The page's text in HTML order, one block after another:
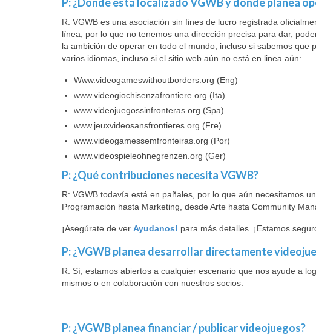
R: VGWB es una asociación sin fines de lucro registrada
línea, por lo que no tenemos una dirección precisa para dar,
la ambición de operar en todo el mundo, incluso si sabemos
varios idiomas, incluso si el sitio web aún no está en linea aún:
Www.videogameswithoutborders.org (Eng)
www.videogiochisenzafrontiere.org (Ita)
www.videojuegossinfronteras.org (Spa)
www.jeuxvideosansfrontieres.org (Fre)
www.videogamessemfronteiras.org (Por)
www.videospieleohnegrenzen.org (Ger)
P: ¿Qué contribuciones necesita VGWB?
R: VGWB todavía está en pañales, por lo que aún necesitamos
Programación hasta Marketing, desde Arte hasta Community
¡Asegúrate de ver Ayudanos! para más detalles. ¡Estamos
P: ¿VGWB planea desarrollar directamente
R: Sí, estamos abiertos a cualquier escenario que nos ayude a
mismos o en colaboración con nuestros socios.
P: ¿VGWB planea financiar / publicar videojuegos?